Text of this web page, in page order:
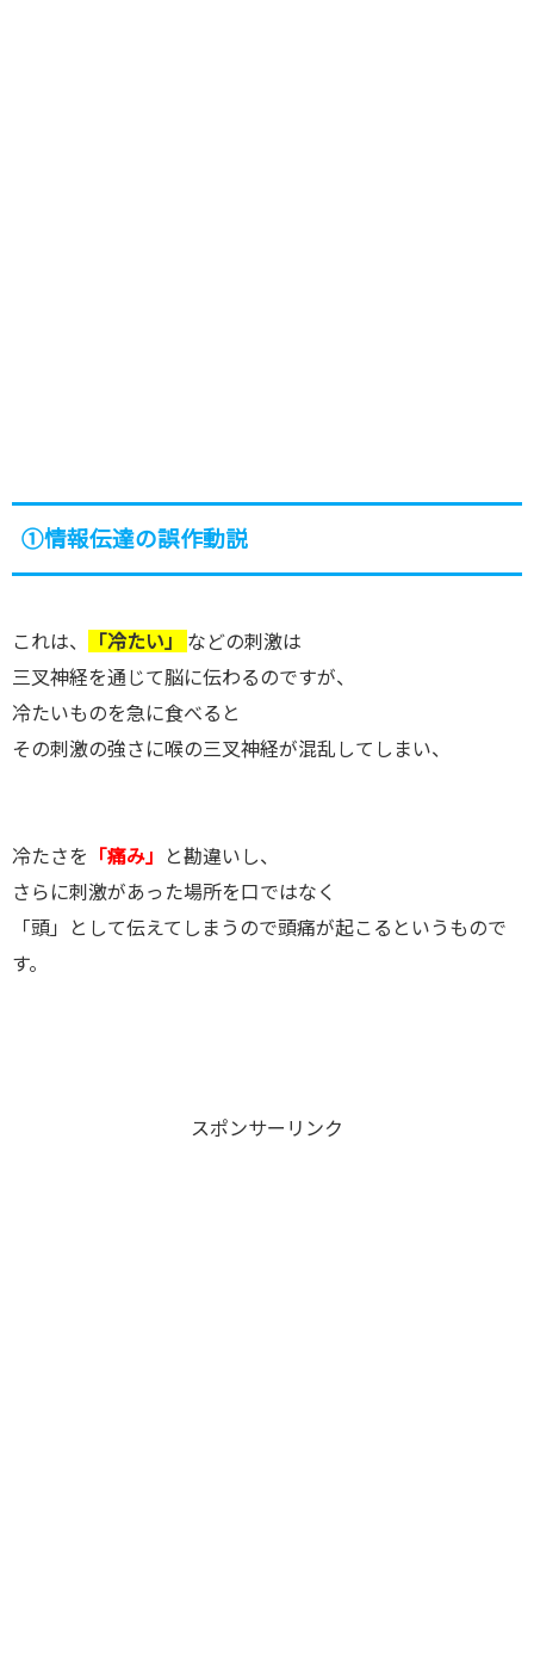
①情報伝達の誤作動説
これは、 「冷たい」 などの刺激は
三叉神経を通じて脳に伝わるのですが、
冷たいものを急に食べると
その刺激の強さに喉の三叉神経が混乱してしまい、
冷たさを 「痛み」
と勘違いし、
さらに刺激があった場所を口ではなく
「頭」として伝えてしまうので頭痛が起こるというもので
す。
スポンサーリンク